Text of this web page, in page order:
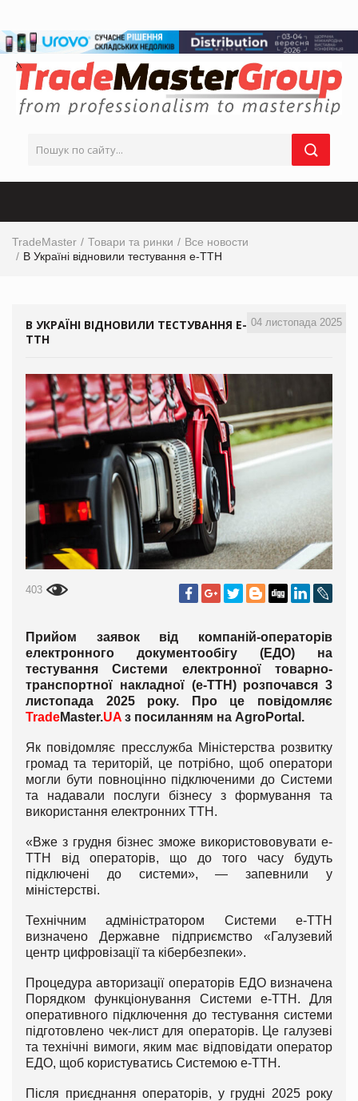
TradeMaster Товари та ринки
Все новости
В Україні відновили тестування е-ТТН
04 листопада 2025
В УКРАЇНІ ВІДНОВИЛИ ТЕСТУВАННЯ Е-
ТТН
403
Прийом заявок від компаній-операторів
електронного документообігу (ЕДО) на
тестування Системи електронної товарно-
транспортної накладної (е-ТТН) розпочався 3
листопада 2025 року. Про це повідомляє
TradeMaster.UA з посиланням на AgroPortal .
Як повідомляє пресслужба Міністерства розвитку
громад та територій, це потрібно, щоб оператори
могли бути повноцінно підключеними до Системи
та надавали послуги бізнесу з формування та
використання електронних ТТН.
«Вже з грудня бізнес зможе використововувати е-
ТТН від операторів, що до того часу будуть
підключені до системи», — запевнили у
міністерстві.
Технічним адміністратором Системи е-ТТН
визначено Державне підприємство «Галузевий
центр цифровізації та кібербезпеки».
Процедура авторизації операторів ЕДО визначена
Порядком функціонування Системи е-ТТН. Для
оперативного підключення до тестування системи
підготовлено чек-лист для операторів. Це галузеві
та технічні вимоги, яким має відповідати оператор
ЕДО, щоб користуватись Системою е-ТТН.
Після приєднання операторів, у грудні 2025 року